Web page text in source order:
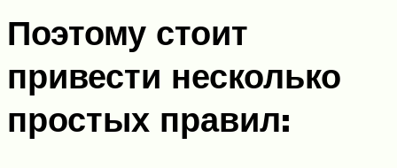
Поэтому стоит
привести несколько
простых правил: